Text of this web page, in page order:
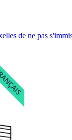
de ne pas